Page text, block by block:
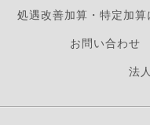
処遇改善加算・特定加算
お問い合わせ
法